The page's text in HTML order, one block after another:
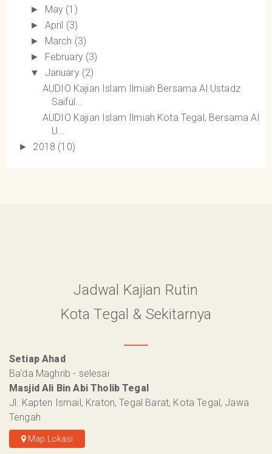
► May (1)
► April (3)
► March (3)
► February (3)
▼ January (2)
AUDIO Kajian Islam Ilmiah Bersama Al Ustadz
Saiful...
AUDIO Kajian Islam Ilmiah Kota Tegal, Bersama Al
U...
► 2018 (10)
Jadwal Kajian Rutin
Kota Tegal & Sekitarnya
Setiap Ahad
Ba'da Maghrib - selesai
Masjid Ali Bin Abi Tholib Tegal
Jl. Kapten Ismail, Kraton, Tegal Barat, Kota Tegal, Jawa
Tengah
Map Lokasi